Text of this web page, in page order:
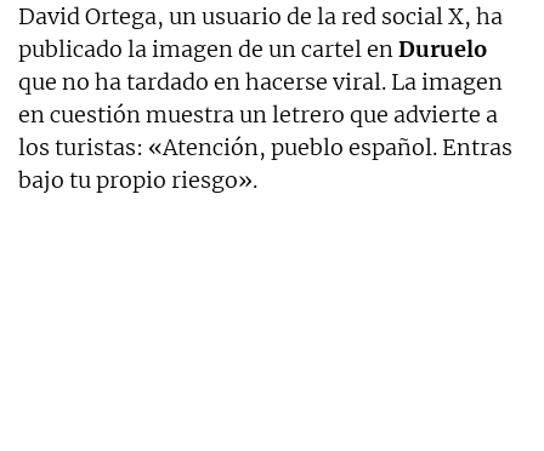
David Ortega, un usuario de la red social X, ha
publicado la imagen de un cartel enDuruelo
que no ha tardado en hacerse viral. La imagen
en cuestión muestra un letrero que advierte a
los turistas: «Atención, pueblo español. Entras
bajo tu propio riesgo».